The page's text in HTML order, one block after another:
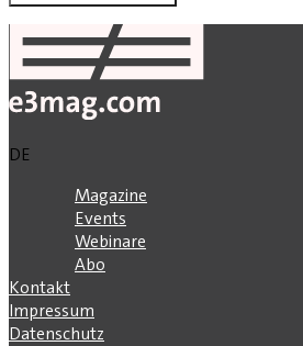
DE
Magazine
Events
Webinare
Abo
Kontakt
Impressum
Datenschutz